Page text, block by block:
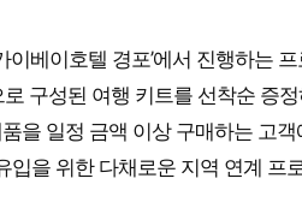
베이호텔 경포’에서 진행하는
구성된 여행 키트를 선착순 증
을 일정 금액 이상 구매하는 고
을 위한 다채로운 지역 연계 프